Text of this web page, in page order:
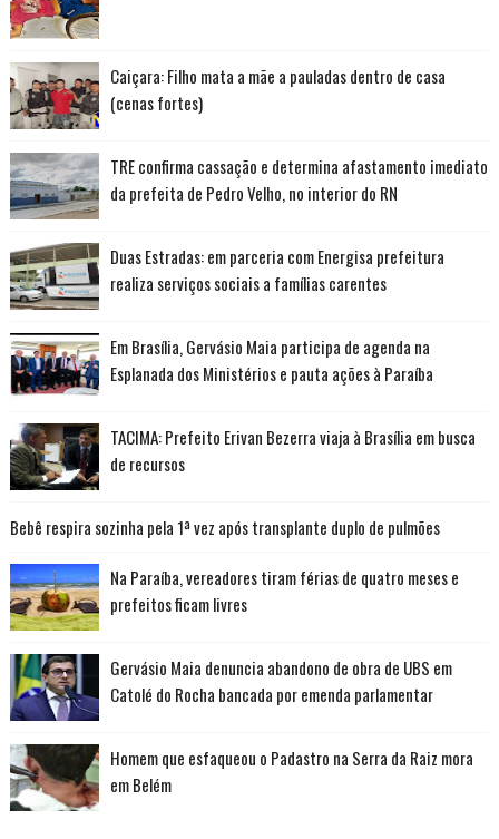
Caiçara: Filho mata a mãe a pauladas dentro de casa
(cenas fortes)
TRE confirma cassação e determina afastamento imediato
da prefeita de Pedro Velho, no interior do RN
Duas Estradas: em parceria com Energisa prefeitura
realiza serviços sociais a famílias carentes
Em Brasília, Gervásio Maia participa de agenda na
Esplanada dos Ministérios e pauta ações à Paraíba
TACIMA: Prefeito Erivan Bezerra viaja à Brasília em busca
de recursos
Bebê respira sozinha pela 1ª vez após transplante duplo de pulmões
Na Paraíba, vereadores tiram férias de quatro meses e
prefeitos ficam livres
Gervásio Maia denuncia abandono de obra de UBS em
Catolé do Rocha bancada por emenda parlamentar
Homem que esfaqueou o Padastro na Serra da Raiz mora
em Belém